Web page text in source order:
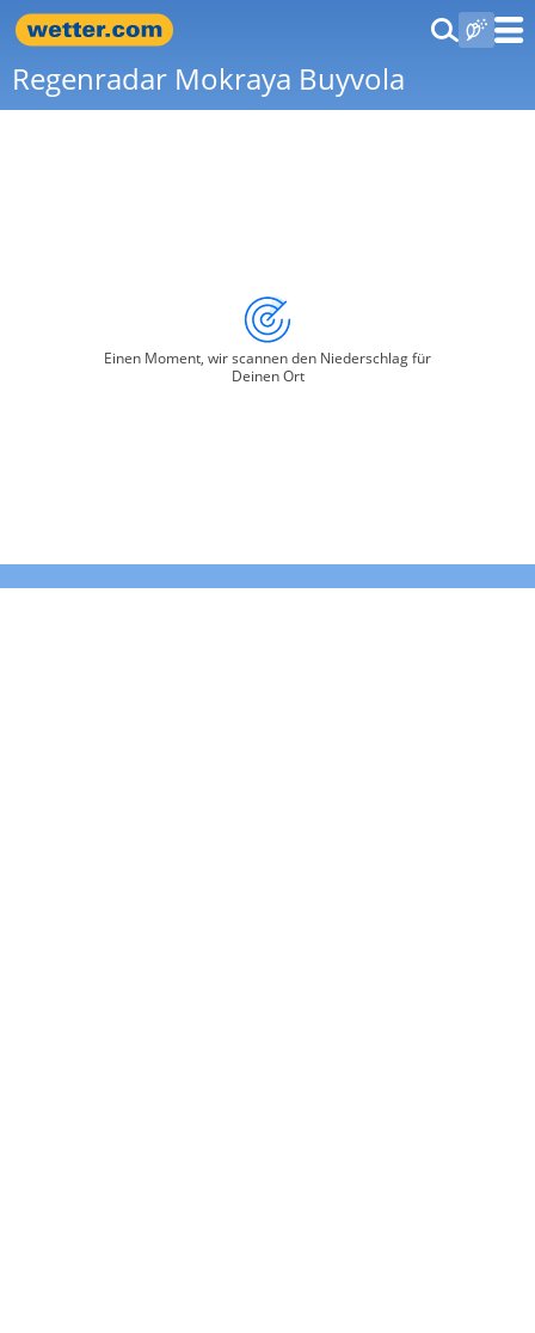
Regenradar Mokraya Buyvola
Einen Moment, wir scannen den Niederschlag für
Deinen Ort